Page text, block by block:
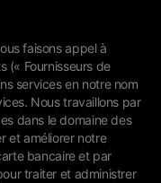
faisons appel à
(« Fournisseurs de
services en notre nom
Nous travaillons par
dans le domaine des
et améliorer notre
bancaire et par
traiter et administrer